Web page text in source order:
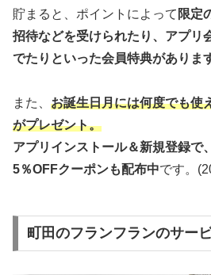
貯まると、ポイントによって 限定
招待などを受けられたり、アプリ
でたりといった会員特典がありま
また、 お誕生日月には何度でも使
がプレゼント。
アプリインストール＆新規登録で
5％OFFクーポンも配布中です。
町田のフランフランのサー